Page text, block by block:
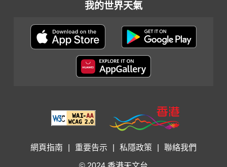
我的世界天氣
網頁指南 重要告示 私隱政策 聯絡我們